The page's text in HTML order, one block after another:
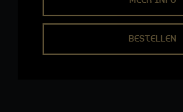
BESTELLEN